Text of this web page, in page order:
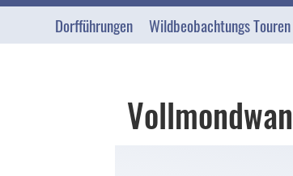
Dorfführungen Wildbeobachtungs Touren